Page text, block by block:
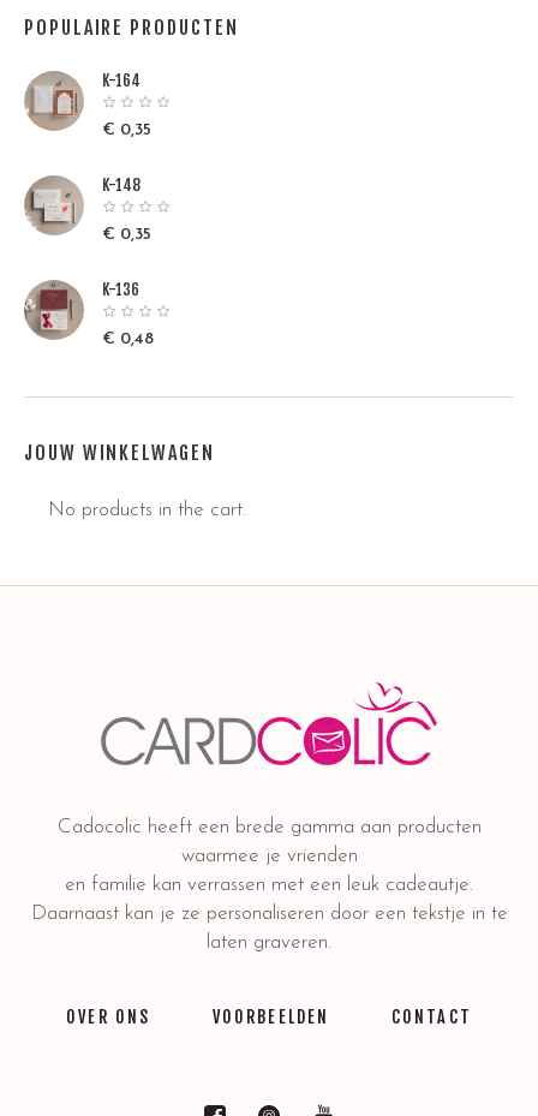
POPULAIRE PRODUCTEN
K-164
€ 0,35
K-148
€ 0,35
K-136
€ 0,48
JOUW WINKELWAGEN
No products in the cart.
Cadocolic heeft een brede gamma aan producten
waarmee je vrienden
en familie kan verrassen met een leuk cadeautje.
Daarnaast kan je ze personaliseren door een tekstje in te
laten graveren.
OVER ONS VOORBEELDEN CONTACT